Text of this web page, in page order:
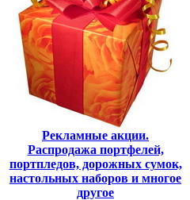
Рекламные акции.
Распродажа портфелей,
портпледов, дорожных сумок,
настольных наборов и многое
другое